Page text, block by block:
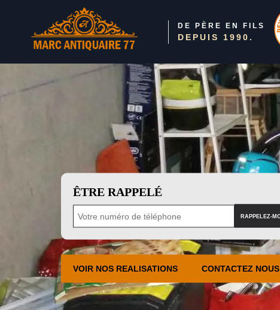
DE PÈRE EN FILS
DEPUIS 1990.
ÊTRE RAPPELÉ
VOIR NOS REALISATIONS CONTACTEZ NOUS